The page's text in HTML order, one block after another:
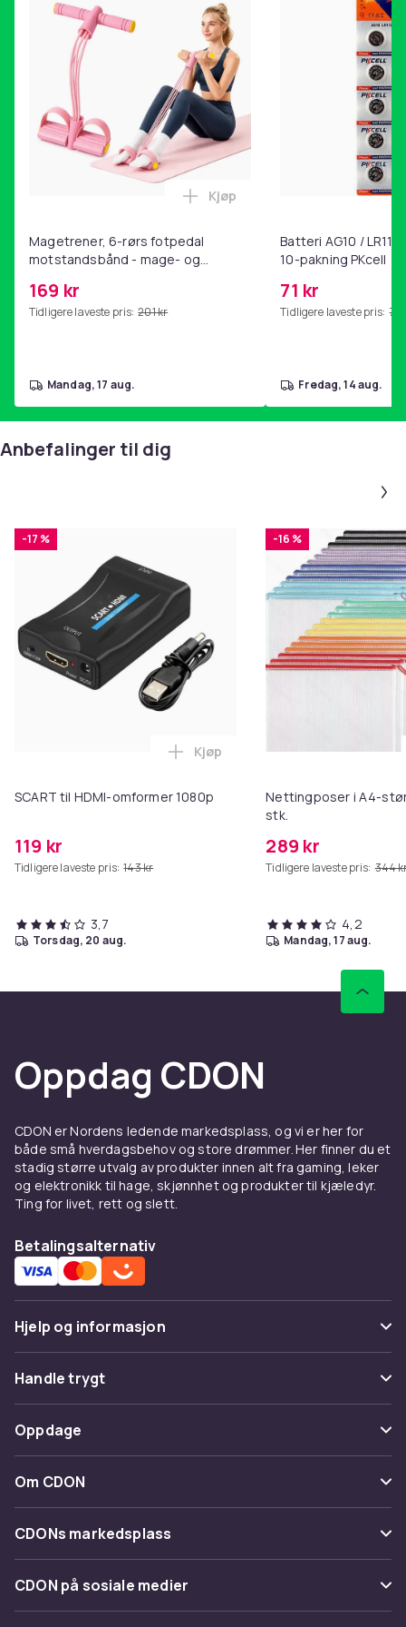
Magetrener, 6-rørs fotpedal
motstandsbånd - mage- og
hjemmegymnastikk Pink
169 kr
Tidligere laveste pris: 201 kr
Legg Magetrener, 6-rørs
Kjøp
mandag, 17 aug.
Batteri AG10 /
10-pakning PKcell
71 kr
Tidligere laveste pris: 76
fredag, 14 aug.
Anbefalinger til dig
-17 %
SCART til HDMI-omformer 1080p
119 kr
Tidligere laveste pris: 143 kr
Legg SCART til HDMI-omformer
Kjøp
3,7
torsdag, 20 aug.
-16 %
Nettingposer i A4-
stk.
289 kr
Tidligere laveste pris: 344
4,2
mandag, 17 aug.
Oppdag CDON
CDON er Nordens ledende markedsplass, og vi er her for
både små hverdagsbehov og store drømmer. Her finner du et
stadig større utvalg av produkter innen alt fra gaming, leker
og elektronikk til hage, skjønnhet og produkter til kjæledyr.
Ting for livet, rett og slett.
Betalingsalternativ
Hjelp og informasjon
Vanlige spørsmål
Spor pakke
Angre & returner her
Kontakt oss
Handle trygt
Betaling
Levering
Tilbakekallinger
Oppdage
Kategorier
Varemerker
Om CDON
Om oss
Kundeanmeldelser
Jobbe på CDON
CDONs markedsplass
Merchant Help Center
CDON på sosiale medier